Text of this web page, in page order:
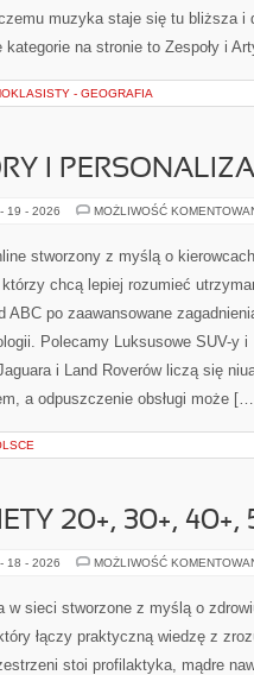
muzyka staje się tu bliższa i
kategorie na stronie to Zespoły i
- GEOGRAFIA
I
19 - 2026 MOŻLIWOŚĆ
stworzony z myślą o
chcą lepiej rozumieć
ABC po zaawansowane
Polecamy Luksusowe SUV-y
i Land Roverów liczą się
a odpuszczenie obsługi może
20+, 30+, 40+,
18 - 2026 MOŻLIWOŚĆ
w sieci stworzone z myślą o
łączy praktyczną wiedzę z
stoi profilaktyka, mądre